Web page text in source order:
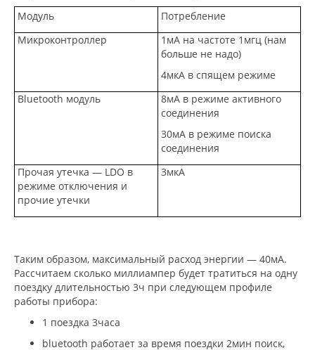
Модуль
Потребление
Микроконтроллер
1мА на частоте 1мгц (нам
больше не надо)
4мкА в спящем режиме
Bluetooth модуль
8мА в режиме активного
соединения
30мА в режиме поиска
соединения
Прочая утечка — LDO в
режиме отключения и
прочие утечки
3мкА
Таким образом, максимальный расход энергии — 40мА.
Рассчитаем сколько миллиампер будет тратиться на одну
поездку длительностью 3ч при следующем профиле
работы прибора:
1 поездка 3часа
bluetooth работает за время поездки 2мин поиск,